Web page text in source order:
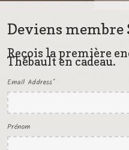
Deviens
Reçois la première
Thébault en cadeau.
Email Address*
Prénom